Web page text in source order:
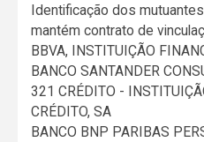
Identificação dos
mantém contrato de
BBVA, INSTITUIÇÃO
BANCO SANTANDER
321 CRÉDITO -
CRÉDITO, SA
BANCO BNP PARIBAS